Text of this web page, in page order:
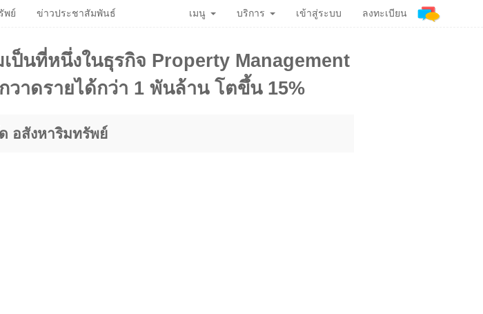
ป็นที่หนึ่งในธุรกิจ Property Management
วาดรายได้กว่า 1 พันล้าน โตขึ้น 15%
อสังหาริมทรัพย์
พย์ ข่าวประชาสัมพันธ์ เมนู บริการ เข้าสู่ระบบ ลงทะเบียน